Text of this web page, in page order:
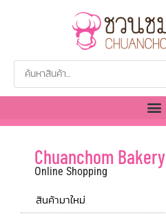
Chuanchom Bakery
Online Shopping
สินค้ามาใหม่